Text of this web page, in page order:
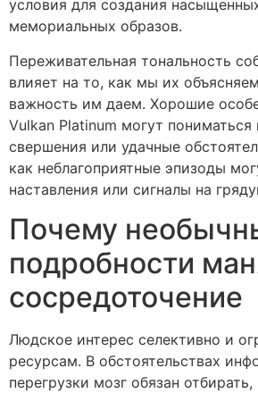
условия для создания
мемориальных образов.
Переживательная тональность
влияет на то, как мы их
важность им даем. Хорошие
Vulkan Platinum могут
свершения или удачные
как неблагоприятные эпизоды
наставления или сигналы на
Почему
подробности
сосредоточение
Людское интерес селективно и
ресурсам. В обстоятельствах
перегрузки мозг обязан